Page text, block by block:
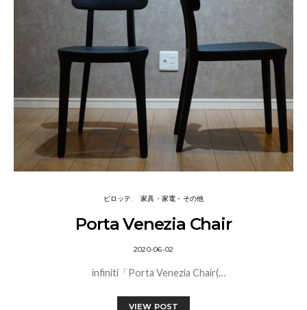
ピロッテ 家具・家電・その他
Porta Venezia Chair
2020-06-02
infiniti「Porta Venezia Chair(…
VIEW POST